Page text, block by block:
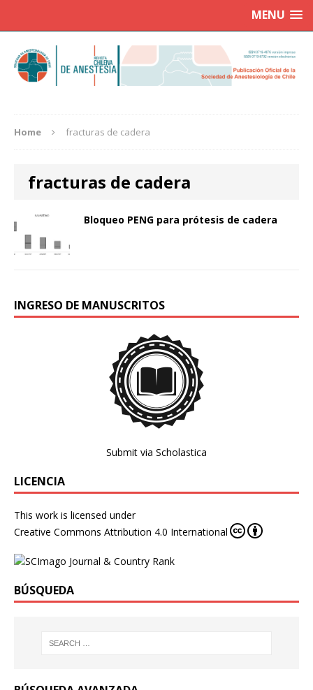
MENU
Home fracturas de cadera
fracturas de cadera
Bloqueo PENG para prótesis de cadera
INGRESO DE MANUSCRITOS
Submit via Scholastica
LICENCIA
This work is licensed under
Creative Commons Attribution 4.0 International
BÚSQUEDA